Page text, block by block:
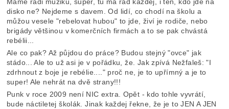
Máme rádi muziku, super, tu má rád každej, i ten, kdo jde na
disko ne? Nejdeme s davem. Od lidí, co chodí na školu a
můžou vesele "rebelovat hubou" to jde, živí je rodiče, nebo
brigády většinou v komerčních firmách a to se pak chvástá
rebélii...
Ale co pak? Až půjdou do práce? Budou stejný "ovce" jak
stádo... Ale to už asi je v pořádku, že. Jak zpívá Nežfaleš: "I
zdrhnout z boje je rebélie...." proč ne, je to upřímný a je to
super! Ale nehrát na dvě strany!!!
Punk v roce 2009 není NIC extra. Opět - kdo tohle vyvrátí,
bude náctiletej školák. Jinak každej řekne, že je to JEN A JEN